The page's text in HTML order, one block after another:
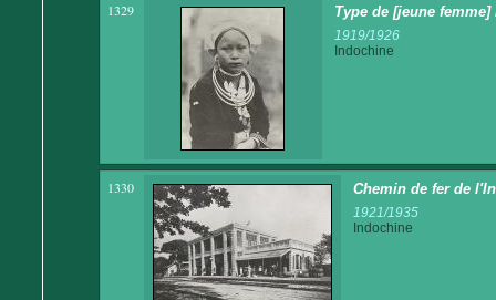
1329 Type de [jeune femme]
1919/1926
Indochine
1330 Chemin de fer de
1921/1935
Indochine